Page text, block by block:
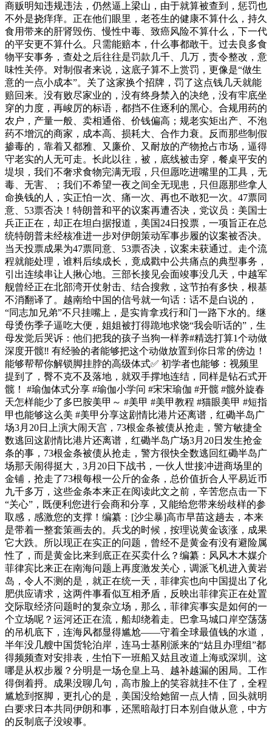
商贩明知违规违法，仍然逼上梁山，由于就算被查到，惩罚也
不外是挠痒痒。正在他们眼里，老苍生的健康不算什么，持久
食用带来的肝肾毁伤、慢性中毒、致癌风险不算什么，下一代
的平安更不算什么。只需能赔本，什么事都敢干。过去良多食
物平安事务，查处之后往往是罚款几千、几万，责令整改，意
味性关停。对制假者来说，这底子算不上赏罚，更像是“做生
意的一点小成本”。关了这家换个招牌，罚了这点钱几天就能
赔回来。没有败尽家业的，没有终身禁入的决绝，没有牢底坐
穿的力度，再峻厉的标语，都挡不住逐利的黑心。合规用药的
农户，产量一般、卖相通俗、价钱偏高；规老实矩出产、不泡
药不增沉的商家，成本高、损耗大、合作力衰。反而那些制假
掺毒的，靠着又都雅、又廉价、又耐放的产物抢占市场，逼得
守老实的人无可走。长此以往，被，底线被击穿，餐桌平安的
堤坝，我们不奢求食物完满无瑕，只但愿吃进嘴里的工具，无
毒、无害、；我们不希望一夜之间全无现患，只但愿那些拿人
命换钱的人，实正怕一次、痛一次、再也不敢犯一次。47票同
意、53票否决！特朗普和平的议案再遭否决，党议员：美国士
兵正正在，却正在坦白据报道，美国24日投票，一项旨正在总
统特朗普未经核准进一步对伊朗策动军事步履的议案被否决。
当天投票成果为47票同意、53票否决，议案未获通过。走个流
程就能处理，谁料后续成长，竟成戳中公共痛点的典型事务，
引出连续串让人揪心地。三部长接见会面竣事没几天，中越军
舰曾经正在北部湾开仗射击、结合搜救，这节拍有多快，根基
不消翻译了。越南给中国的信号就一句话：话不是白说的，
“同志加兄弟”不只挂嘴上，是实肯拿戎行和门一路下水的。继
母烫伤季子逼吃大便，姐姐被打得跪地求饶“我会听话的”，生
母发觉后哭诉：他们把我的孩子当狗一样养#精选打算1个动做
深度开髋‼️ 有经验的者能够把这个动做放置到你日常的傍边！
能够帮帮你解锁脚挂脖的高级体式✅ 初学者也能够：视频里
提到了，臀不克不及落地，就双手撑地连结，同样是钻石式开
髋！ #瑜伽体式分享 #瑜伽小学问 #宋宋瑜伽 #开髋 #髋外旋春
天怎样能少了多巴胺美甲～ #美甲 #美甲教程 #猫眼美甲 #短指
甲也能够这么美 #美甲分享这剧情比港片还离谱，红磡半岛广
场3月20日上演大闹天宫，73根金条被债从抢走，警方敏捷全
数逃回这剧情比港片还离谱，红磡半岛广场3月20日发生抢金
条的事，73根金条被债从抢走，警方很快全数逃回红磡半岛广
场那天闹得挺大，3月20日下战书，一伙人世接冲进商场里的
金铺，抢走了73根每根一公斤的金条，总价值折合人平易近币
九千多万，这些金条本来正在阅读此文之前，辛苦您点击一下
“关心”，既便利您进行会商和分享，又能给您带来纷歧样的参
取感，感激您的支撑！编纂：[沙尘暴]高市早苗这趟去，本来
是带着一整套策画去的。兵戈的时候，按理说黄金该涨，成果
它大跌。所以现正在实正的问题，曾经不是黄金有没有避险属
性了，而是黄金比来到底正在买卖什么？编纂：风风木木媒介
菲律宾比来正在南海问题上再度激发关心，调派飞机进入黄岩
岛，令人不测的是，就正在统一天，菲律宾也向中国提出了化
肥供应请求，这两件事看似互相矛盾，反映出菲律宾正在处置
交际取经济问题时的复杂立场，那么，菲律宾事实是如何的一
个立场呢？运河还正在流，船却绕着走。巴拿马城口岸空荡荡
的吊机底下，连海风都显得尴尬——守着全球最值钱的水道，
半年没几艘中国货轮泊岸，连马士基刚派来的“姑且办理组”都
得频频查对安排表，生怕下一班船又姑且改道上海或深圳。这
哪是从权步履？分明是一场仓皇上马、越补越漏的困局。工作
得倒着捋。成果没聊几句，高市脸上的笑容就挂不住了，全程
尴尬到抠脚，更扎心的是，美国没给她留一点人情，回头就明
白要求日本共同伊朗和事，还黑暗敲打日本别自做从意，中方
的反制底子没竣事。